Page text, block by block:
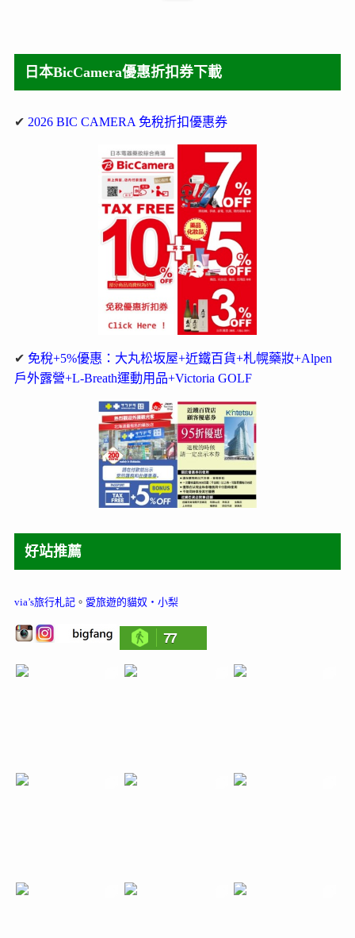
日本BicCamera優惠折扣券下載
✔ 2026 BIC CAMERA 免稅折扣優惠券
✔ 免稅+5%優惠：大丸松坂屋+近鐵百貨+札幌藥妝+Alpen
戶外露營+L-Breath運動用品+Victoria GOLF
好站推薦
via’s旅行札記。 愛旅遊的貓奴‧小梨
77